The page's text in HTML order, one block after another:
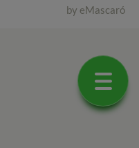
by eMascaró